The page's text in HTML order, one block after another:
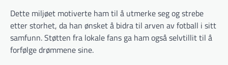
Dette miljøet motiverte ham til å utmerke seg og strebe
etter storhet, da han ønsket å bidra til arven av fotball i sitt
samfunn. Støtten fra lokale fans ga ham også selvtillit til å
forfølge drømmene sine.